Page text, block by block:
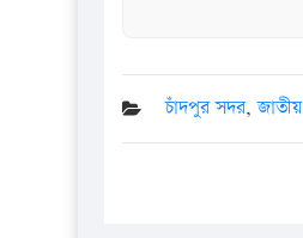
চাঁদপুর সদর,জাতীয়